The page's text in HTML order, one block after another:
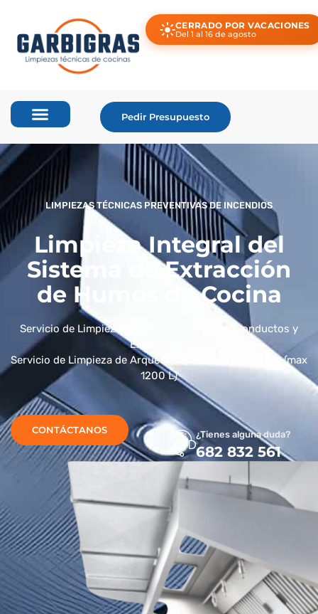
CERRADO POR VACACIONES
Del 1 al 16 de agosto
Pedir Presupuesto
LIMPIEZAS TÉCNICAS PREVENTIVAS DE INCENDIOS
Limpieza Integral del
Sistema de Extracción
de Humos de Cocina
Servicio de Limpieza de Campanas, Filtros, Conductos y
Extractores
Servicio de Limpieza de Arqueta Separadora de Grasas (max
1200 L)
CONTÁCTANOS ¿Tienes alguna duda?
682 832 561